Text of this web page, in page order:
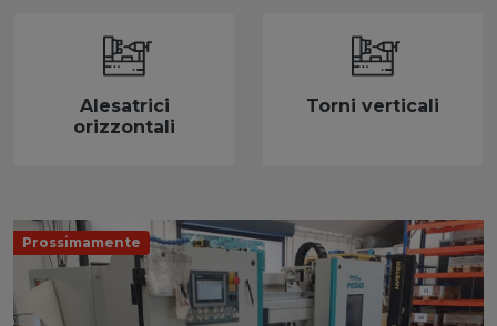
Alesatrici
orizzontali
Torni verticali
Prossimamente